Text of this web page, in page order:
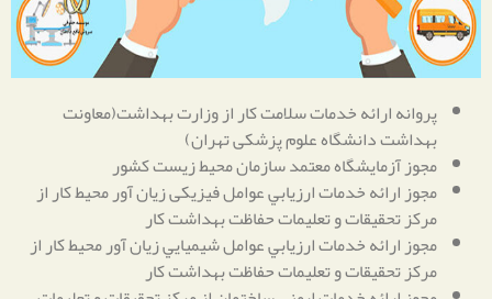
پروانه ارائه خدمات سلامت كار از وزارت بهداشت(معاونت
بهداشت دانشگاه علوم پزشکی تهران)
مجوز آزمايشگاه معتمد سازمان محيط زيست كشور
مجوز ارائه خدمات ارزيابي عوامل فیزیکی زيان آور محيط كار از
مركز تحقيقات و تعليمات حفاظت بهداشت كار
مجوز ارائه خدمات ارزيابي عوامل شيميايي زيان آور محيط كار از
مركز تحقيقات و تعليمات حفاظت بهداشت كار